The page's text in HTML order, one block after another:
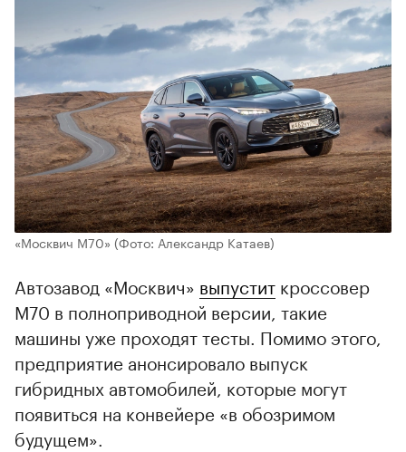
«Москвич M70» (Фото: Александр Катаев)
Автозавод «Москвич» выпустит кроссовер
М70 в полноприводной версии, такие
машины уже проходят тесты. Помимо этого,
предприятие анонсировало выпуск
гибридных автомобилей, которые могут
появиться на конвейере «в обозримом
будущем».